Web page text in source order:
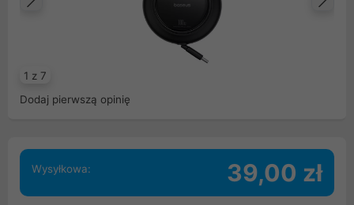
1 z 7
Poprzedni
Dodaj pierwszą opinię
Wysyłkowa: 39,00 zł